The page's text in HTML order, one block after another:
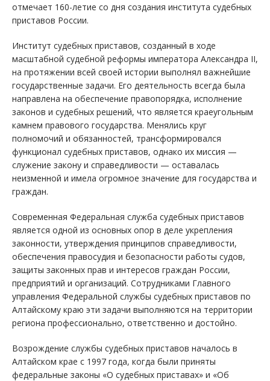
отмечает 160-летие со дня создания института судебных
приставов России.
Институт судебных приставов, созданный в ходе
масштабной судебной реформы императора Александра II,
на протяжении всей своей истории выполнял важнейшие
государственные задачи. Его деятельность всегда была
направлена на обеспечение правопорядка, исполнение
законов и судебных решений, что является краеугольным
камнем правового государства. Менялись круг
полномочий и обязанностей, трансформировался
функционал судебных приставов, однако их миссия —
служение закону и справедливости — оставалась
неизменной и имела огромное значение для государства и
граждан.
Современная Федеральная служба судебных приставов
является одной из основных опор в деле укрепления
законности, утверждения принципов справедливости,
обеспечения правосудия и безопасности работы судов,
защиты законных прав и интересов граждан России,
предприятий и организаций. Сотрудниками Главного
управления Федеральной службы судебных приставов по
Алтайскому краю эти задачи выполняются на территории
региона профессионально, ответственно и достойно.
Возрождение службы судебных приставов началось в
Алтайском крае с 1997 года, когда были приняты
федеральные законы «О судебных приставах» и «Об